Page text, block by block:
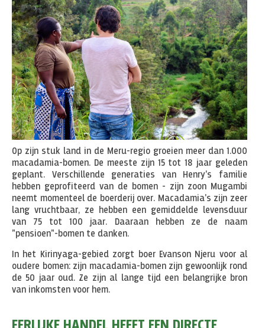
Op zijn stuk land in de Meru-regio groeien meer dan 1.000
macadamia-bomen. De meeste zijn 15 tot 18 jaar geleden
geplant. Verschillende generaties van Henry's familie
hebben geprofiteerd van de bomen - zijn zoon Mugambi
neemt momenteel de boerderij over. Macadamia's zijn zeer
lang vruchtbaar, ze hebben een gemiddelde levensduur
van 75 tot 100 jaar. Daaraan hebben ze de naam
"pensioen"-bomen te danken.
In het Kirinyaga-gebied zorgt boer Evanson Njeru voor al
oudere bomen: zijn macadamia-bomen zijn gewoonlijk rond
de 50 jaar oud. Ze zijn al lange tijd een belangrijke bron
van inkomsten voor hem.